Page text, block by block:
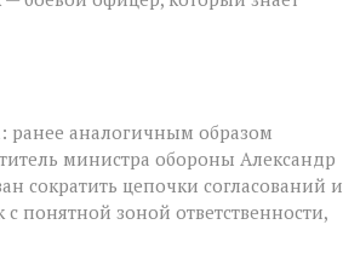
ранее аналогичным образом
министра обороны Александр
сократить цепочки согласований и
понятной зоной ответственности,